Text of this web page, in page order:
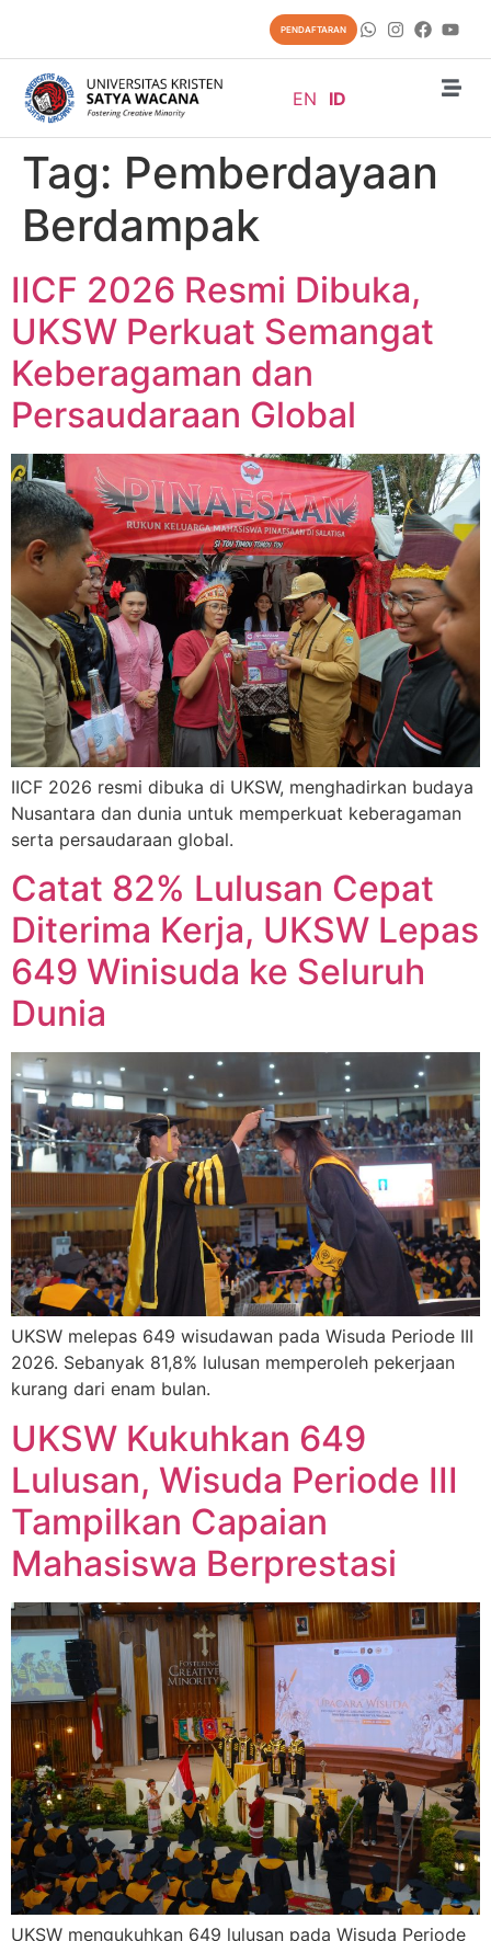
PENDAFTARAN
EN ID
Tag: Pemberdayaan
Berdampak
IICF 2026 Resmi Dibuka,
UKSW Perkuat Semangat
Keberagaman dan
Persaudaraan Global
IICF 2026 resmi dibuka di UKSW, menghadirkan budaya
Nusantara dan dunia untuk memperkuat keberagaman
serta persaudaraan global.
Catat 82% Lulusan Cepat
Diterima Kerja, UKSW Lepas
649 Winisuda ke Seluruh
Dunia
UKSW melepas 649 wisudawan pada Wisuda Periode III
2026. Sebanyak 81,8% lulusan memperoleh pekerjaan
kurang dari enam bulan.
UKSW Kukuhkan 649
Lulusan, Wisuda Periode III
Tampilkan Capaian
Mahasiswa Berprestasi
UKSW mengukuhkan 649 lulusan pada Wisuda Periode